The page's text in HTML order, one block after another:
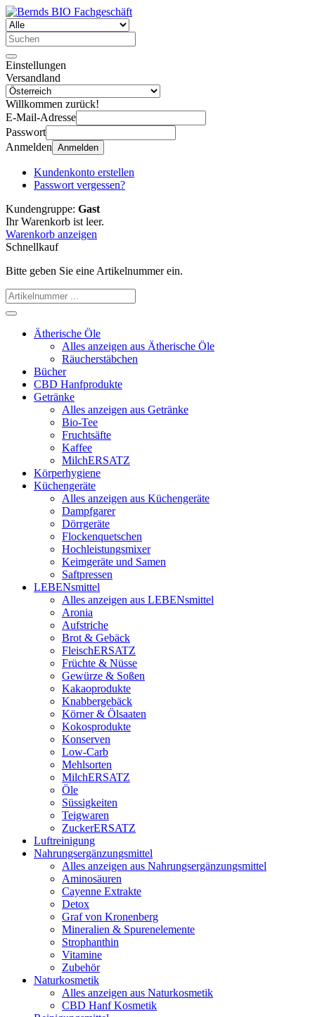
Einstellungen
Versandland
Willkommen zurück!
E-Mail-Adresse
Passwort
Anmelden Anmelden
Kundenkonto erstellen
Passwort vergessen?
Kundengruppe: Gast
Ihr Warenkorb ist leer.
Warenkorb anzeigen
Schnellkauf
Bitte geben Sie eine Artikelnummer ein.
Ätherische Öle
Alles anzeigen aus Ätherische Öle
Räucherstäbchen
Bücher
CBD Hanfprodukte
Getränke
Alles anzeigen aus Getränke
Bio-Tee
Fruchtsäfte
Kaffee
MilchERSATZ
Körperhygiene
Küchengeräte
Alles anzeigen aus Küchengeräte
Dampfgarer
Dörrgeräte
Flockenquetschen
Hochleistungsmixer
Keimgeräte und Samen
Saftpressen
LEBENsmittel
Alles anzeigen aus LEBENsmittel
Aronia
Aufstriche
Brot & Gebäck
FleischERSATZ
Früchte & Nüsse
Gewürze & Soßen
Kakaoprodukte
Knabbergebäck
Körner & Ölsaaten
Kokosprodukte
Konserven
Low-Carb
Mehlsorten
MilchERSATZ
Öle
Süssigkeiten
Teigwaren
ZuckerERSATZ
Luftreinigung
Nahrungsergänzungsmittel
Alles anzeigen aus Nahrungsergänzungsmittel
Aminosäuren
Cayenne Extrakte
Detox
Graf von Kronenberg
Mineralien & Spurenelemente
Strophanthin
Vitamine
Zubehör
Naturkosmetik
Alles anzeigen aus Naturkosmetik
CBD Hanf Kosmetik